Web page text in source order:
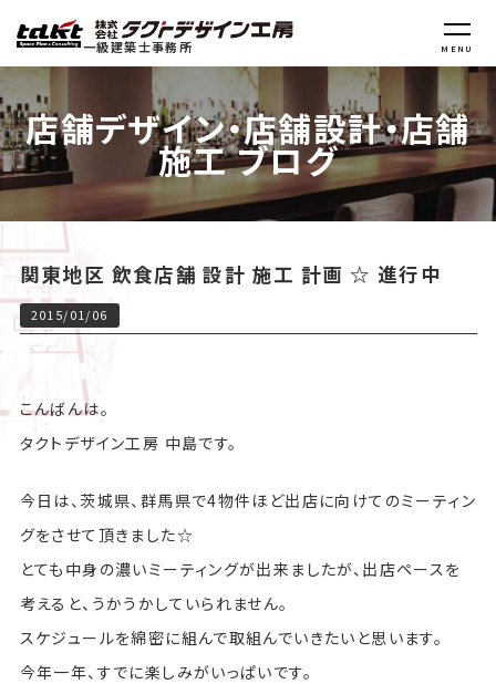
一級建築士事務所 MENU
店舗デザイン・店舗設計・店舗
施工 ブログ
関東地区 飲食店舗 設計 施工 計画 ☆ 進行中
2015/01/06
こんばんは。
タクトデザイン工房 中島です。
今日は、茨城県、群馬県で4物件ほど出店に向けてのミーティン
グをさせて頂きました☆
とても中身の濃いミーティングが出来ましたが、出店ペースを
考えると、うかうかしていられません。
スケジュールを綿密に組んで取組んでいきたいと思います。
今年一年、すでに楽しみがいっぱいです。